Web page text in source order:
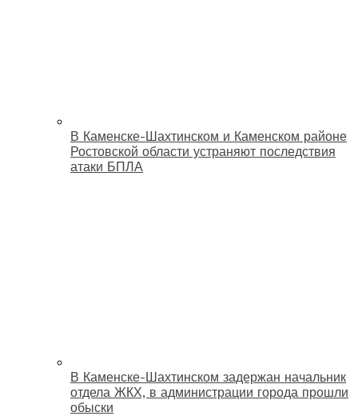
В Каменске-Шахтинском и Каменском районе
Ростовской области устраняют последствия
атаки БПЛА
В Каменске-Шахтинском задержан начальник
отдела ЖКХ, в администрации города прошли
обыски